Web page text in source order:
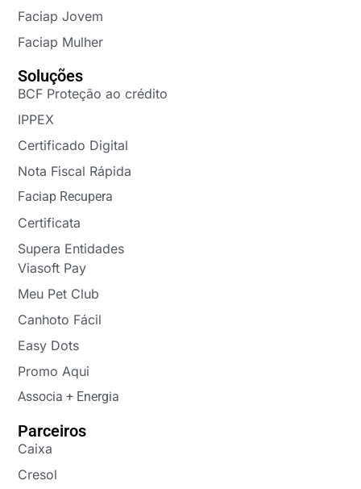
Faciap Jovem
Faciap Mulher
Soluções
BCF Proteção ao crédito
IPPEX
Certificado Digital
Nota Fiscal Rápida
Faciap Recupera
Certificata
Supera Entidades
Viasoft Pay
Meu Pet Club
Canhoto Fácil
Easy Dots
Promo Aqui
Associa + Energia
Parceiros
Caixa
Cresol